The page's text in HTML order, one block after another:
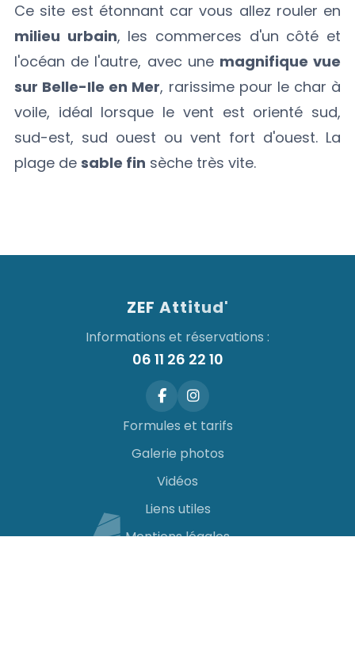
Ce site est étonnant car vous allez rouler en
milieu urbain, les commerces d'un côté et
l'océan de l'autre, avec une magnifique vue
sur Belle-Ile en Mer, rarissime pour le char à
voile, idéal lorsque le vent est orienté sud,
sud-est, sud ouest ou vent fort d'ouest. La
plage de sable fin sèche très vite.
ZEF Attitud'
Informations et réservations :
06 11 26 22 10
Formules et tarifs
Galerie photos
Vidéos
Liens utiles
Mentions légales